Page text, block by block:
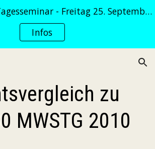
Skip to navigation
mwstnetzwerk Tagesseminar - Freitag 25. September 2026
Infos
zu
MWSTG 2010